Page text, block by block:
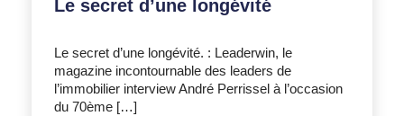
Le secret d’une longévité
Le secret d’une longévité. : Leaderwin, le
magazine incontournable des leaders de
l’immobilier interview André Perrissel à l’occasion
du 70ème […]